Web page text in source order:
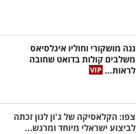
ננה מושקורי וחוליו איגלסיאס
משלבים קולות בדואט שחובה
לראות...
צפו: הקלאסיקה של ג'ון לנון זכתה
לביצוע ישראלי מיוחד ומרגש...